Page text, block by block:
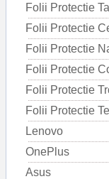
Folii Protectie
Folii Protectie
Folii Protectie
Folii Protectie
Folii Protectie
Folii Protectie
Lenovo
OnePlus
Asus